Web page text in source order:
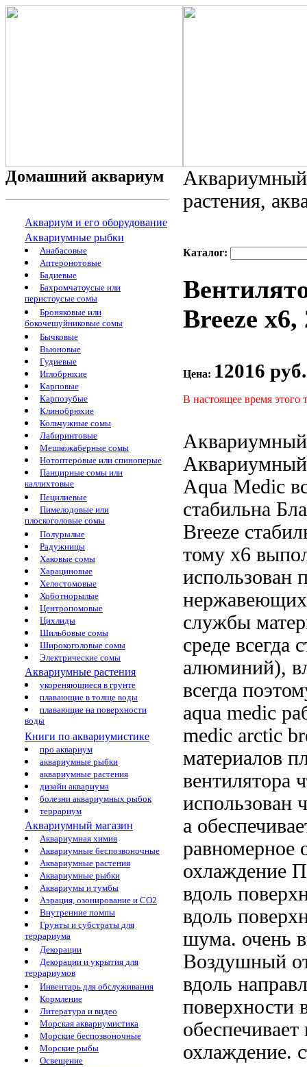
Домашний аквариум
Аквариум и его оборудование
Аквариумные рыбки
Анабасовые
Аптеронотовые
Бадиевые
Бахромчатоусые или
перистоусые сомы
Броняковые или
бокочешуйниковые сомы
Бычковые
Вьюновые
Гудиевые
Иглобрюхие
Карповые
Карпозубые
Клинобрюхие
Кольчужные сомы
Лабиринтовые
Мешкожаберные сомы
Нотоптеровые или спиноперые
Панцирные сомы или
каллихтовые
Пецилиевые
Пимелодовые или
плоскоголовые сомы
Полурылые
Радужницы
Хаковые сомы
Харациновые
Хелостомовые
Хоботнорылые
Центропомовые
Цихлиды
Шильбовые сомы
Широкоголовые сомы
Электрические сомы
Аквариумные растения
укореняющиеся в грунте
плавающие в толще воды
плавающие на поверхности
воды
Книги по аквариумистике
про аквариум
аквариумные рыбки
аквариумные растения
дизайн аквариума
болезни аквариумных рыбок
террариум
Аквариумный магазин
Аквариумная химия
Аквариумные беспозвоночные
Аквариумные растения
Аквариумные рыбки
Аквариумы и тумбы
Аэрация, озонирование и CO2
Внутренние помпы
Грунты и субстраты для
террариума
Декорации
Декорации и укрытия для
террариумов
Инвентарь для обслуживания
Кормление
Литература и видео
Морская аквариумистика
Морские беспозвоночные
Морские рыбы
Освещение
растения,
Каталог:
Breeze x6,
Цена: 12016 руб.
В настоящее время этого
Аквариумный
Aqua Medic
стабильна
Breeze
тому x6
использован
службы
среде всегда
алюминий),
всегда
aqua medic
medic arctic
материалов
вентилятора
использован
а
равномерное
охлаждение
вдоль
вдоль
шума. очень
Воздушный
вдоль
поверхности
обеспечивает
охлаждение.